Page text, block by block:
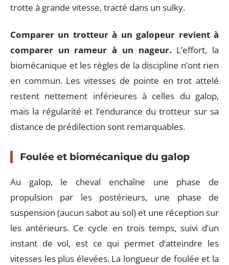
trotte à grande vitesse, tracté dans un sulky.
Comparer un trotteur à un galopeur revient à
comparer un rameur à un nageur. L’effort, la
biomécanique et les règles de la discipline n’ont rien
en commun. Les vitesses de pointe en trot attelé
restent nettement inférieures à celles du galop,
mais la régularité et l’endurance du trotteur sur sa
distance de prédilection sont remarquables.
Foulée et biomécanique du galop
Au galop, le cheval enchaîne une phase de
propulsion par les postérieurs, une phase de
suspension (aucun sabot au sol) et une réception sur
les antérieurs. Ce cycle en trois temps, suivi d’un
instant de vol, est ce qui permet d’atteindre les
vitesses les plus élevées. La longueur de foulée et la